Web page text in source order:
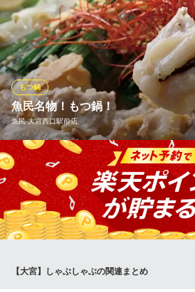
酒肴から刺身、焼鳥、ご飯ものまでリー
ウリ！醤油・塩・辛味噌から選べる和牛
ただきたい逸品です。単品でもコース
ひお召し上がりください◎
すみ吉酒場 大宮店
焼鳥・居酒屋
ＪＲ大宮駅 徒歩3分
埼玉県さいたま市大宮区宮町1-44-2 ナカイビル1F
魚民名物！もつ鍋！
魚民 大宮西口駅前店
もつ鍋
長年愛され続けている魚民の「もつ鍋
きたからこそのこの味です♪〆のラーメ
の一口までもつの旨味を余すことなく
も取れるおいしい「もつ鍋」おすすめで
ＪＲ大宮駅 徒歩1分
【大宮】しゃぶしゃぶの関連まとめ